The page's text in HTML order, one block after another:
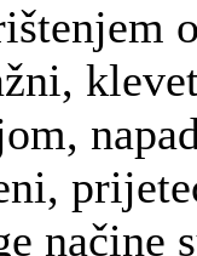
načine